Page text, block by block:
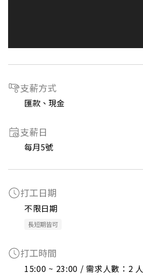
支薪方式
匯款、現金
支薪日
每月5號
打工日期
不限日期
長短期皆可
打工時間
15:00 ~ 23:00 / 需求人數：2 人